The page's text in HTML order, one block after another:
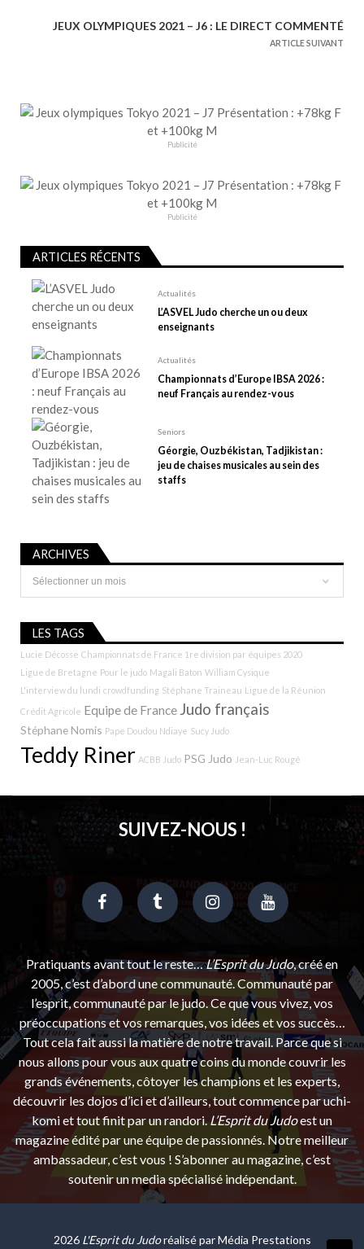
i
d
e
JEUX OLYMPIQUES 2021 – J6 : LE DIRECT COMMENTÉ
ARTICLE SUIVANT
Publicité
Publicité
ARTICLES RÉCENTS
Actualités
L’ASVEL Judo cherche un ou deux
enseignants
Actualités
Championnats d’Europe IBSA 2026 :
neuf Français au rendez-vous
Seniors
Géorgie, Ouzbékistan, Tadjikistan :
jeu de chaises musicales au sein des
staffs
ARCHIVES
Archives
LES TAGS
Lucie Décosse Championnats de France 1re division par équipes 2020
Ligue de Bretagne Pour le judo Magali Baton William Cysique
L'interview du lundi crowdfunding Stéphane Traineau Ligue de la Réunion
Crédit Agricole Equipe de France Judo français
Stéphane Nomis Pape Doudou Ndiaye Sucy Judo
Teddy Riner ACBB Judo PSG Judo Jean-Luc Rougé
SUIVEZ-NOUS !
Pratiquants avant tout le reste…L’Esprit du Judo, créé en
2005, c’est d’abord une communauté. Communauté par
l’esprit, communauté par le judo. Ce que vous vivez, vos
préoccupations et vos remarques, vos idées et vos succès…
Tout cela fait aussi la matière de notre travail. Parce que si
nous allons pour vous aux quatre coins du monde couvrir les
grands événements, côtoyer les champions et les experts,
découvrir les dojos d’ici et d’ailleurs, tout commence par uchi-
komi et tout finit par un randori.L’Esprit du Judoest un
magazine édité par une équipe de passionnés. Notre meilleur
ambassadeur, c’est vous ! S’abonner au magazine, c’est
soutenir un media spécialisé indépendant.
2026 L'Esprit du Judoréalisé parMédia Prestations